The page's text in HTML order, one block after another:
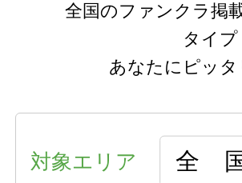
全国のファンクラ掲
タイ
あなたにピッ
対象エリア